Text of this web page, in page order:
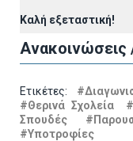
Καλή εξεταστική!
Ανακοινώσεις
Ετικέτες:
#Θερινά Σχολεία
Σπουδές
#Υποτροφίες